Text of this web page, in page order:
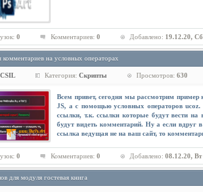
0 Комментариев: 0 Добавлено: 19.12.20, Сб
комментариев на условных операторах
CSIL Категория: Скрипты Просмотров: 630
Всем привет, сегодня мы рассмотрим
JS, а с помощью условных операторов
ссылки, т.к. ссылки которые будут вести
будут видеть комментарий. Ну а если вдруг
ссылка ведущая не на ваш сайт, то
0 Комментариев: 0 Добавлено: 08.12.20, Вт
для модуля гостевая книга